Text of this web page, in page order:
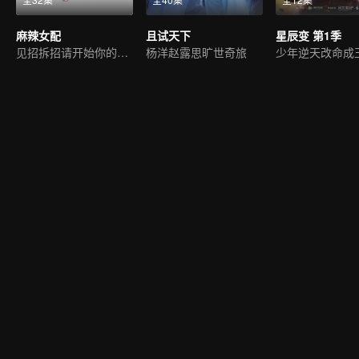
麻辣女配
见招拆招请开始你的表演
且试天下
杨洋赵露思旷世奇旅
星辰变 第1季
少年逆天改命成